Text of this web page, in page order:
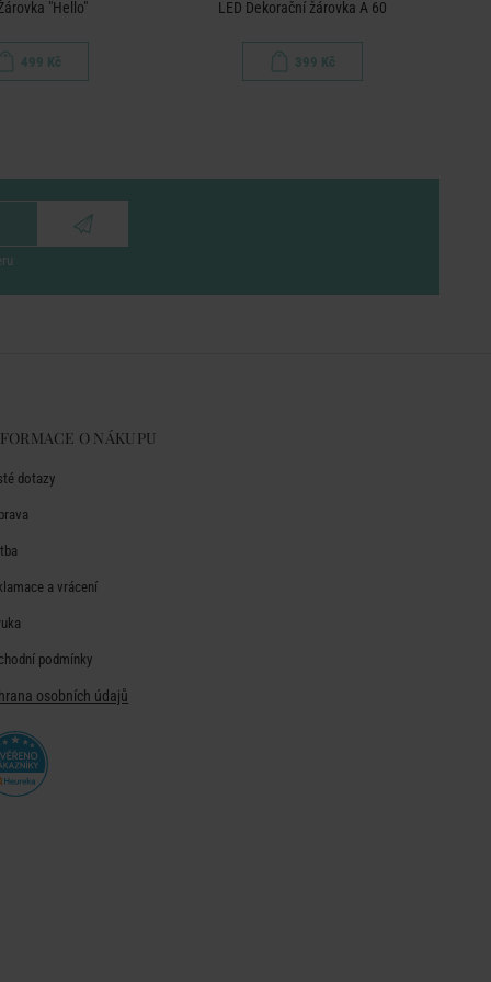
"Hello"
499 Kč
LED Dekorační žárovka A 60
399 Kč
O NÁKUPU
dotazy
a vrácení
podmínky
osobních údajů